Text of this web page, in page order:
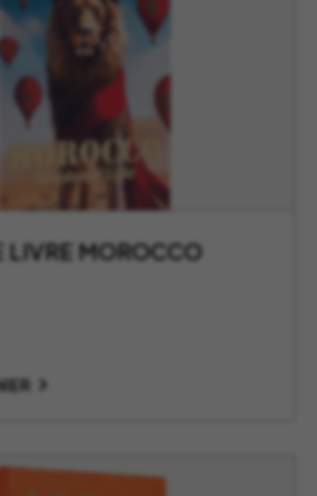
LIVRE MOROCCO